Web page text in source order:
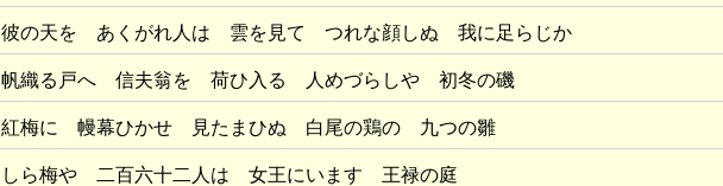
彼の天を あくがれ人は 雲を見て つれな顔しぬ 我に足らじか
帆織る戸へ 信夫翁を 荷ひ入る 人めづらしや 初冬の磯
紅梅に 幔幕ひかせ 見たまひぬ 白尾の鶏の 九つの雛
しら梅や 二百六十二人は 女王にいます 王禄の庭